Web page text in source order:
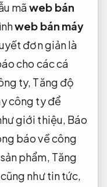
mãweb bán
web bán máy
đơn giản là
cho các cá
ty, Tăng độ
công ty để
giới thiệu, Báo
báo về công
phẩm, Tăng
như tin tức,